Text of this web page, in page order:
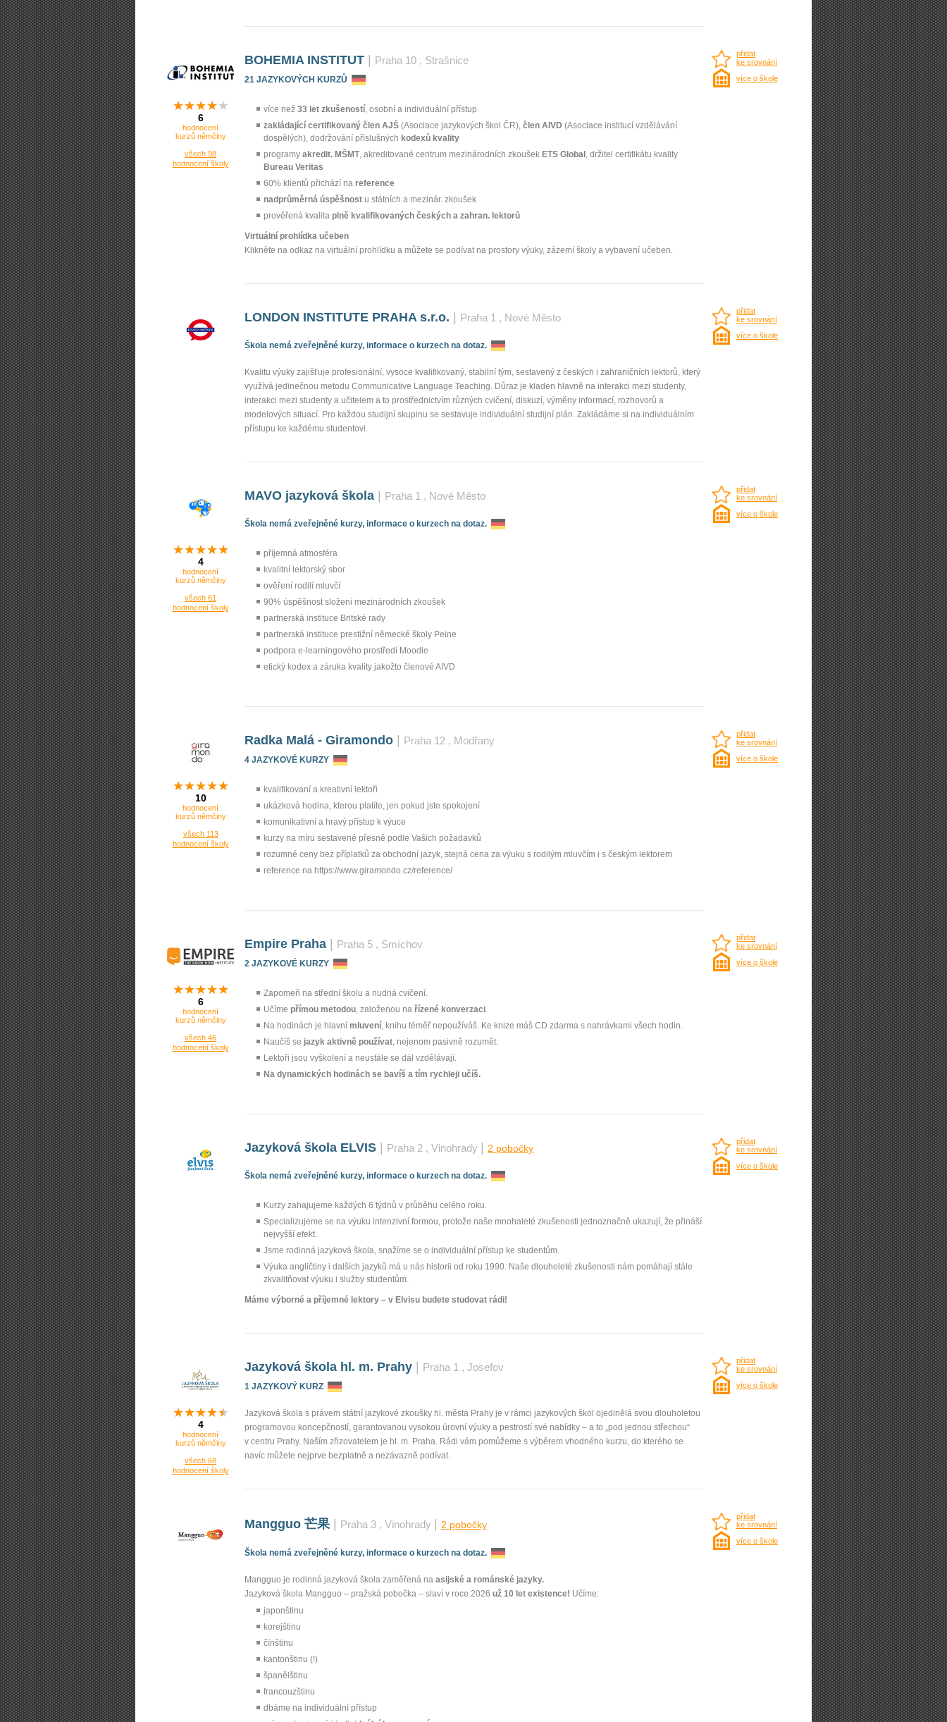
BOHEMIA INSTITUT Praha 10 , Strašnice
21 JAZYKOVÝCH KURZŮ
přidat
ke srovnání
více o škole
6
hodnocení
kurzů němčiny
všech 98
hodnocení školy
více než 33 let zkušeností, osobní a individuální přístup
zakládající certifikovaný člen AJŠ (Asociace jazykových škol ČR), člen AIVD (Asociace institucí vzdělávání
dospělých), dodržování příslušných kodexů kvality
programy akredit. MŠMT, akreditované centrum mezinárodních zkoušek ETS Global , držitel certifikátu kvality
Bureau Veritas
60% klientů přichází na reference
nadprůměrná úspěšnost u státních a mezinár. zkoušek
prověřená kvalita plně kvalifikovaných českých a zahran. lektorů
Virtuální prohlídka učeben
Klikněte na odkaz na virtuální prohlídku a můžete se podívat na prostory výuky, zázemí školy a vybavení učeben.
LONDON INSTITUTE PRAHA s.r.o. Praha 1 , Nové Město
Škola nemá zveřejněné kurzy, informace o kurzech na dotaz.
přidat
ke srovnání
více o škole
Kvalitu výuky zajišťuje profesionální, vysoce kvalifikovaný, stabilní tým, sestavený z českých i zahraničních lektorů, který
využívá jedinečnou metodu Communicative Language Teaching. Důraz je kladen hlavně na interakci mezi studenty,
interakci mezi studenty a učitelem a to prostřednictvím různých cvičení, diskuzí, výměny informací, rozhovorů a
modelových situací. Pro každou studijní skupinu se sestavuje individuální studijní plán. Zakládáme si na individuálním
přístupu ke každému studentovi.
MAVO jazyková škola Praha 1 , Nové Město
Škola nemá zveřejněné kurzy, informace o kurzech na dotaz.
přidat
ke srovnání
více o škole
4
hodnocení
kurzů němčiny
všech 61
hodnocení školy
příjemná atmosféra
kvalitní lektorský sbor
ověření rodilí mluvčí
90% úspěšnost složení mezinárodních zkoušek
partnerská instituce Britské rady
partnerská instituce prestižní německé školy Peine
podpora e-learningového prostředí Moodle
etický kodex a záruka kvality jakožto členové AIVD
Radka Malá - Giramondo Praha 12 , Modřany
4 JAZYKOVÉ KURZY
přidat
ke srovnání
více o škole
10
hodnocení
kurzů němčiny
všech 113
hodnocení školy
kvalifikovaní a kreativní lektoři
ukázková hodina, kterou platíte, jen pokud jste spokojení
komunikativní a hravý přístup k výuce
kurzy na míru sestavené přesně podle Vašich požadavků
rozumné ceny bez příplatků za obchodní jazyk, stejná cena za výuku s rodilým mluvčím i s českým lektorem
reference na https://www.gi­ramondo.cz/re­ference/
Empire Praha Praha 5 , Smíchov
2 JAZYKOVÉ KURZY
přidat
ke srovnání
více o škole
6
hodnocení
kurzů němčiny
všech 46
hodnocení školy
Zapomeň na střední školu a nudná cvičení.
Učíme přímou metodou, založenou na řízené konverzaci.
Na hodinách je hlavní mluvení, knihu téměř nepoužíváš. Ke knize máš CD zdarma s nahrávkami všech hodin.
Naučíš se jazyk aktivně používat, nejenom pasivně rozumět.
Lektoři jsou vyškolení a neustále se dál vzdělávají.
Na dynamických hodinách se bavíš a tím rychleji učíš.
Jazyková škola ELVIS Praha 2 , Vinohrady 2 pobočky
Škola nemá zveřejněné kurzy, informace o kurzech na dotaz.
přidat
ke srovnání
více o škole
Kurzy zahajujeme každých 6 týdnů v průběhu celého roku.
Specializujeme se na výuku intenzivní formou, protože naše mnohaleté zkušenosti jednoznačně ukazují, že přináší
nejvyšší efekt.
Jsme rodinná jazyková škola, snažíme se o individuální přístup ke studentům.
Výuka angličtiny i dalších jazyků má u nás historii od roku 1990. Naše dlouholeté zkušenosti nám pomáhají stále
zkvalitňovat výuku i služby studentům.
Máme výborné a příjemné lektory – v Elvisu budete studovat rádi!
Jazyková škola hl. m. Prahy Praha 1 , Josefov
1 JAZYKOVÝ KURZ
přidat
ke srovnání
více o škole
4
hodnocení
kurzů němčiny
všech 68
hodnocení školy
Jazyková škola s právem státní jazykové zkoušky hl. města Prahy je v rámci jazykových škol ojedinělá svou dlouholetou
programovou koncepčností, garantovanou vysokou úrovní výuky a pestrostí své nabídky – a to „pod jednou střechou“
v centru Prahy. Naším zřizovatelem je hl. m. Praha. Rádi vám pomůžeme s výběrem vhodného kurzu, do kterého se
navíc můžete nejprve bezplatně a nezávazně podívat.
Mangguo 芒果 Praha 3 , Vinohrady 2 pobočky
Škola nemá zveřejněné kurzy, informace o kurzech na dotaz.
přidat
ke srovnání
více o škole
Mangguo je rodinná jazyková škola zaměřená na asijské a románské jazyky.
Jazyková škola Mangguo – pražská pobočka – slaví v roce 2026 už 10 let existence! Učíme:
japonštinu
korejštinu
čínštinu
kantonštinu (!)
španělštinu
francouzštinu
dbáme na individuální přístup